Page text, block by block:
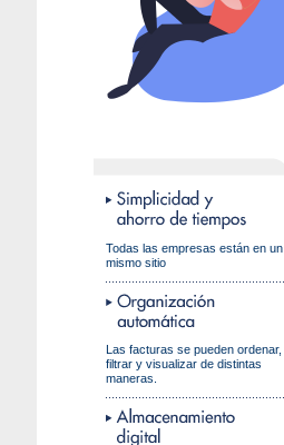
Todas las empresas están en un
mismo sitio
Las facturas se pueden ordenar,
filtrar y visualizar de distintas
maneras.